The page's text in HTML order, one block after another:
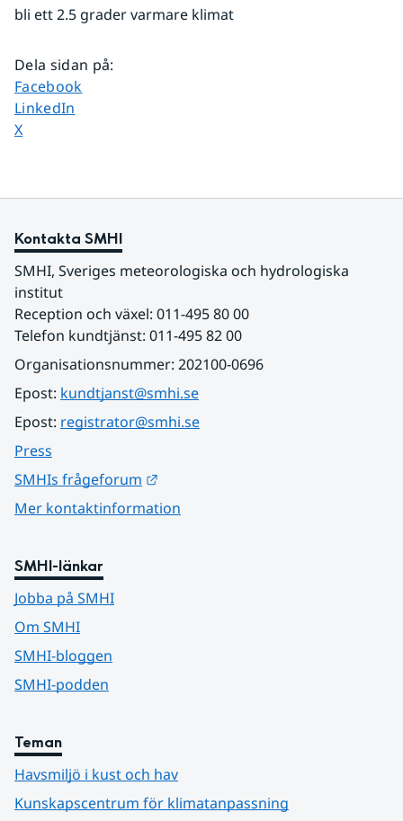
bli ett 2.5 grader varmare klimat
Dela sidan på:
Dela sidan på
Facebook
Dela sidan på
LinkedIn
Dela sidan på
X
Kontakta SMHI
SMHI, Sveriges meteorologiska och hydrologiska
institut
Reception och växel: 011-495 80 00
Telefon kundtjänst: 011-495 82 00
Organisationsnummer: 202100-0696
Epost: kundtjanst@smhi.se
Epost: registrator@smhi.se
Press
SMHIs frågeforum
Mer kontaktinformation
SMHI-länkar
Jobba på SMHI
Om SMHI
SMHI-bloggen
SMHI-podden
Teman
Havsmiljö i kust och hav
Kunskapscentrum för klimatanpassning